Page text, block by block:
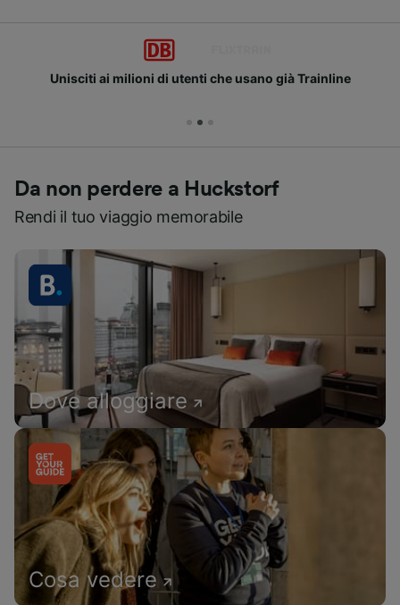
Unisciti ai milioni di utenti che usano già Trainline
Da non perdere a Huckstorf
Rendi il tuo viaggio memorabile
Dove alloggiare
Cosa vedere